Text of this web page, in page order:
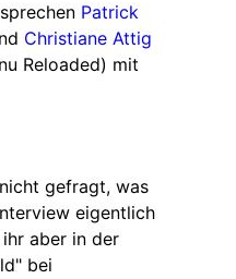
Patrick
Christiane Attig
Reloaded) mit
gefragt, was
eigentlich
aber in der
bei